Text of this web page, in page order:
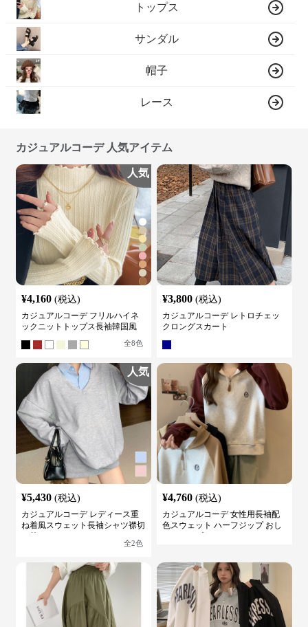
トップス
サンダル
帽子
レース
カジュアルコーデ 人気アイテム
人気
¥4,160 (税込)
カジュアルコーデ フリルハイネ
ックニットトップス長袖韓国風
全8色
¥3,800 (税込)
カジュアルコーデ レトロチェッ
クロングスカート
人気
¥5,430 (税込)
カジュアルコーデ レディース重
ね着風スウェット長袖シャツ襟切
全2色
¥4,760 (税込)
カジュアルコーデ 女性用長袖配
色スウェット ハーフジップ おし